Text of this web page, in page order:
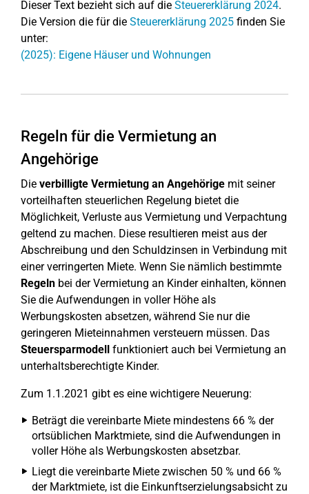
Dieser Text bezieht sich auf die Steuererklärung 2024.
Die Version die für die Steuererklärung 2025 finden Sie
unter:
(2025): Eigene Häuser und Wohnungen
Regeln für die Vermietung an
Angehörige
Die verbilligte Vermietung an Angehörige mit seiner
vorteilhaften steuerlichen Regelung bietet die
Möglichkeit, Verluste aus Vermietung und Verpachtung
geltend zu machen. Diese resultieren meist aus der
Abschreibung und den Schuldzinsen in Verbindung mit
einer verringerten Miete. Wenn Sie nämlich bestimmte
Regeln bei der Vermietung an Kinder einhalten, können
Sie die Aufwendungen in voller Höhe als
Werbungskosten absetzen, während Sie nur die
geringeren Mieteinnahmen versteuern müssen. Das
Steuersparmodell funktioniert auch bei Vermietung an
unterhaltsberechtigte Kinder.
Zum 1.1.2021 gibt es eine wichtigere Neuerung:
Beträgt die vereinbarte Miete mindestens 66 % der
ortsüblichen Marktmiete, sind die Aufwendungen in
voller Höhe als Werbungskosten absetzbar.
Liegt die vereinbarte Miete zwischen 50 % und 66 %
der Marktmiete, ist die Einkunftserzielungsabsicht zu